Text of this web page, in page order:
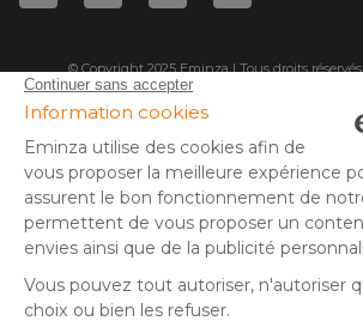
© Copyright 2025 Eminza | Tous droits
SUISSE
* Vous disposez de 30 jours (à compter de la
retrait de votre colis) pour effectuer un retour
** Expédition le jour même pour toute